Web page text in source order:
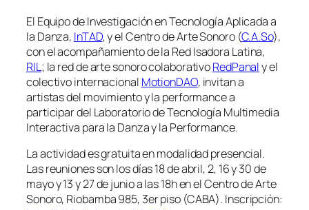
El Equipo de Investigación en Tecnología Aplicada a
la Danza, InTAD, y el Centro de Arte Sonoro (C.A.So),
con el acompañamiento de la Red Isadora Latina,
RIL; la red de arte sonoro colaborativoRedPanaly el
colectivo internacional MotionDAO, invitan a
artistas del movimiento y la performance a
participar del Laboratorio de Tecnología Multimedia
Interactiva para la Danza y la Performance.
La actividad es gratuita en modalidad presencial.
Las reuniones son los días 18 de abril, 2, 16 y 30 de
mayo y 13 y 27 de junio a las 18h en el Centro de Arte
Sonoro, Riobamba 985, 3er piso (CABA). Inscripción: